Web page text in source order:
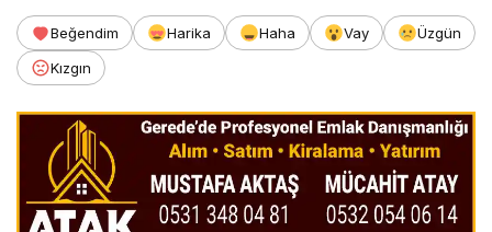
Beğendim Harika Haha Vay
Üzgün
Kızgın